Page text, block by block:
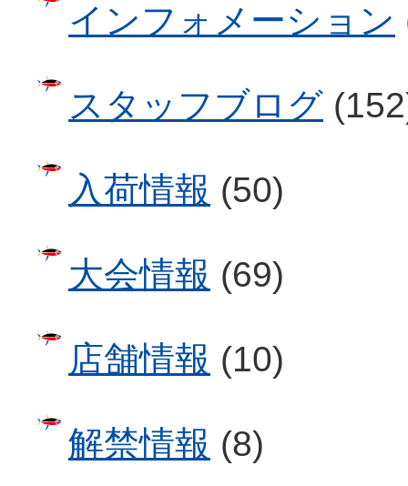
インフォメーション
スタッフブログ
入荷情報 (50)
大会情報 (69)
店舗情報 (10)
解禁情報 (8)